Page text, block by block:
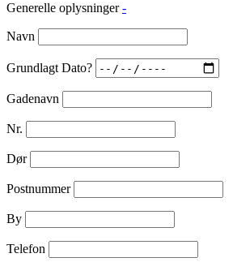
Generelle oplysninger -
Navn
Grundlagt Dato?
Gadenavn
Nr.
Dør
Postnummer
By
Telefon